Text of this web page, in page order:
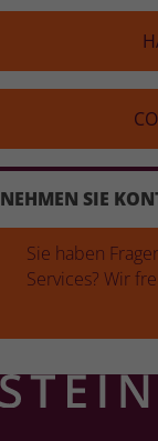
NEHMEN SIE
Sie haben
Services? Wir